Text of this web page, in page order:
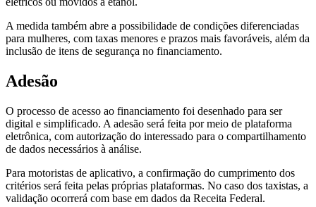
A medida também abre a possibilidade de condições diferenciadas
para mulheres, com taxas menores e prazos mais favoráveis, além da
inclusão de itens de segurança no financiamento.
Adesão
O processo de acesso ao financiamento foi desenhado para ser
digital e simplificado. A adesão será feita por meio de plataforma
eletrônica, com autorização do interessado para o compartilhamento
de dados necessários à análise.
Para motoristas de aplicativo, a confirmação do cumprimento dos
critérios será feita pelas próprias plataformas. No caso dos taxistas, a
validação ocorrerá com base em dados da Receita Federal.